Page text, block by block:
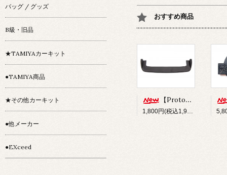
おすすめ商品
【Prototype34】フロントディフューザー
1,800円(税込1,980円)
バッグ / グッズ
B級・旧品
★TAMIYAカーキット
●TAMIYA商品
★その他カーキット
●他メーカー
●EXceed